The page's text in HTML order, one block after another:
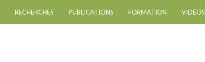
RECHERCHES PUBLICATIONS FORMATION VIDÉOS